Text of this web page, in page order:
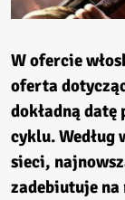
W ofercie
oferta
dokładną
cyklu.
sieci,
zadebiutuje